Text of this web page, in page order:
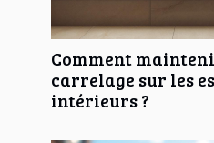
Comment
carrelage sur les
intérieurs ?